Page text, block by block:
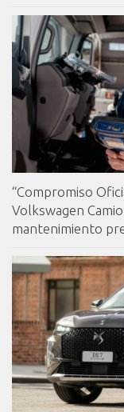
“Compromiso
Volkswagen
mantenimiento